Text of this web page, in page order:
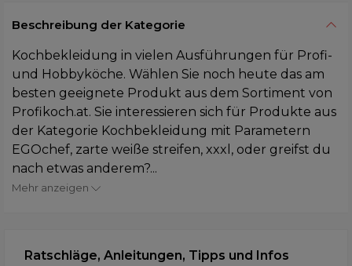
Beschreibung der Kategorie
Kochbekleidung in vielen Ausführungen für Profi-
und Hobbyköche. Wählen Sie noch heute das am
besten geeignete Produkt aus dem Sortiment von
Profikoch.at. Sie interessieren sich für Produkte aus
der Kategorie Kochbekleidung mit Parametern
EGOchef, zarte weiße streifen, xxxl, oder greifst du
nach etwas anderem?...
Mehr anzeigen
Ratschläge, Anleitungen, Tipps und Infos